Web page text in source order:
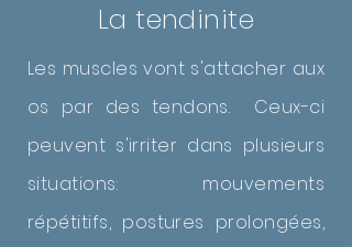
La tendinite
Les muscles vont s'attacher aux
os par des tendons. Ceux-ci
peuvent s'irriter dans plusieurs
situations: mouvements
répétitifs, postures prolongées,